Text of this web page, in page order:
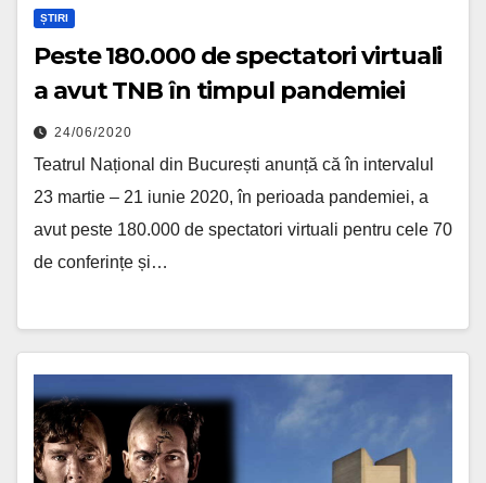
ȘTIRI
Peste 180.000 de spectatori virtuali
a avut TNB în timpul pandemiei
24/06/2020
Teatrul Național din București anunță că în intervalul
23 martie – 21 iunie 2020, în perioada pandemiei, a
avut peste 180.000 de spectatori virtuali pentru cele 70
de conferințe și…